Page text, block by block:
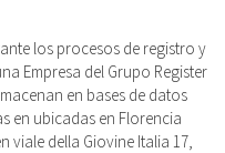
los procesos de registro y
Empresa del Grupo Register
en bases de datos
en ubicadas en Florencia
viale della Giovine Italia 17,